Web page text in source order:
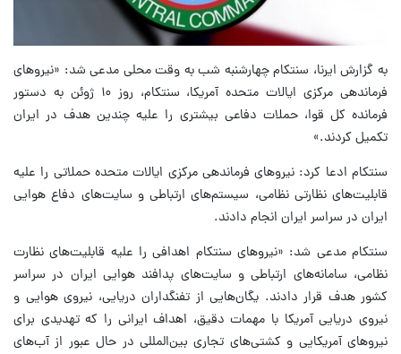
به گزارش ایرنا، سنتکام چهارشنبه شب به وقت محلی مدعی شد: «نیروهای
فرماندهی مرکزی ایالات متحده آمریکا، سنتکام، روز ۱۰ ژوئن به دستور
فرمانده کل قوا، حملات دفاعی بیشتری را علیه چندین هدف در ایران
تکمیل کردند.»
سنتکام ادعا کرد: نیروهای فرماندهی مرکزی ایالات متحده حملاتی را علیه
قابلیت‌های نظارتی نظامی، سیستم‌های ارتباطی و سایت‌های دفاع هوایی
ایران در سراسر ایران انجام دادند.
سنتکام مدعی شد: «نیروهای سنتکام اهدافی را علیه قابلیت‌های نظارت
نظامی، سامانه‌های ارتباطی و سایت‌های پدافند هوایی ایران در سراسر
کشور هدف قرار دادند. یگان‌هایی از تفنگداران دریایی، نیروی هوایی و
نیروی دریایی آمریکا با مهمات دقیق، اهداف ایرانی را که تهدیدی برای
نیروهای آمریکایی و کشتی‌های تجاری بین‌المللی در حال عبور از آب‌های